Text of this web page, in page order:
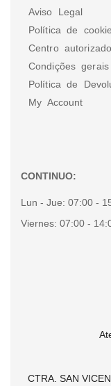
Aviso Legal
Política de
Centro
Condições
Política de
My Account
CONTINUO:
Lun - Jue: 07:00 -
Viernes: 07:00 -
CTRA. SAN